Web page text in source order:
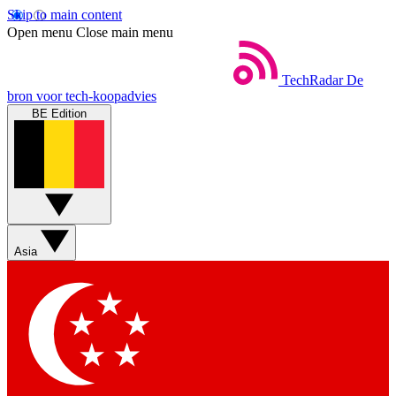
Skip to main content
Open menu Close main menu
TechRadar De
bron voor tech-koopadvies
BE Edition
Asia